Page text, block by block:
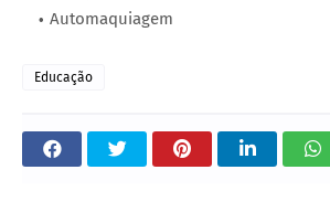
Automaquiagem
Educação